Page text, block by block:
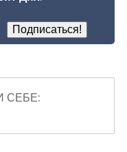
СЕБЕ: